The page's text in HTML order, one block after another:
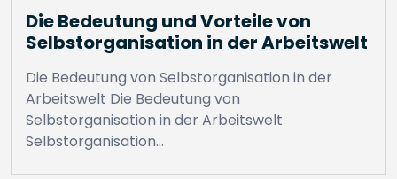
Die Bedeutung und Vorteile von
Selbstorganisation in der Arbeitswelt
Die Bedeutung von Selbstorganisation in der
Arbeitswelt Die Bedeutung von
Selbstorganisation in der Arbeitswelt
Selbstorganisation…